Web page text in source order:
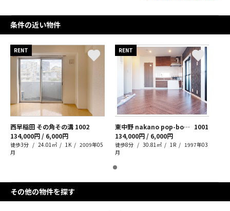
条件の近い物件
RENT
西早稲田 その角その溝 1002
134,000円 / 6,000円
徒歩3分 24.01㎡ 1K
2009年05
月
RENT
東中野 nakano pop-bone- 1001
134,000円 / 6,000円
徒歩8分 30.81㎡ 1R
1997年03
月
その他の物件を探す